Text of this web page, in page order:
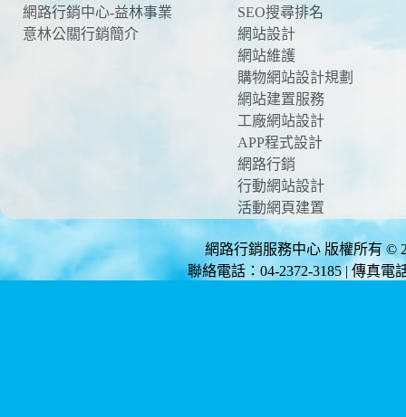
網路行銷中心-益林事業
意林公關行銷簡介
SEO搜尋排名
網站設計
網站維護
購物網站設計規劃
網站建置服務
工廠網站設計
APP程式設計
網路行銷
行動網站設計
活動網頁建置
網路行銷服務中心 版權所有 ©
聯絡電話：04-2372-3185 | 傳真電